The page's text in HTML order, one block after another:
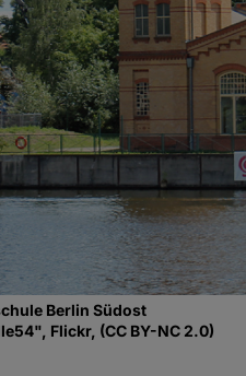
Berlin Südost
Flickr, (CC BY-NC 2.0)